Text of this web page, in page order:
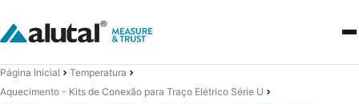
Página Inicial
Temperatura
Aquecimento - Kits de Conexão para Traço Elétrico Série U